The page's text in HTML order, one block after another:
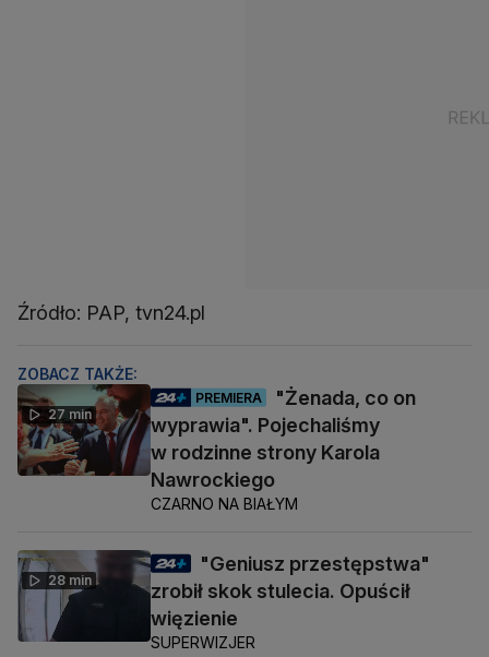
Źródło: PAP, tvn24.pl
ZOBACZ TAKŻE:
27 min
PREMIERA
"Żenada, co on
wyprawia". Pojechaliśmy
w rodzinne strony Karola
Nawrockiego
CZARNO NA BIAŁYM
28 min
"Geniusz przestępstwa"
zrobił skok stulecia. Opuścił
więzienie
SUPERWIZJER